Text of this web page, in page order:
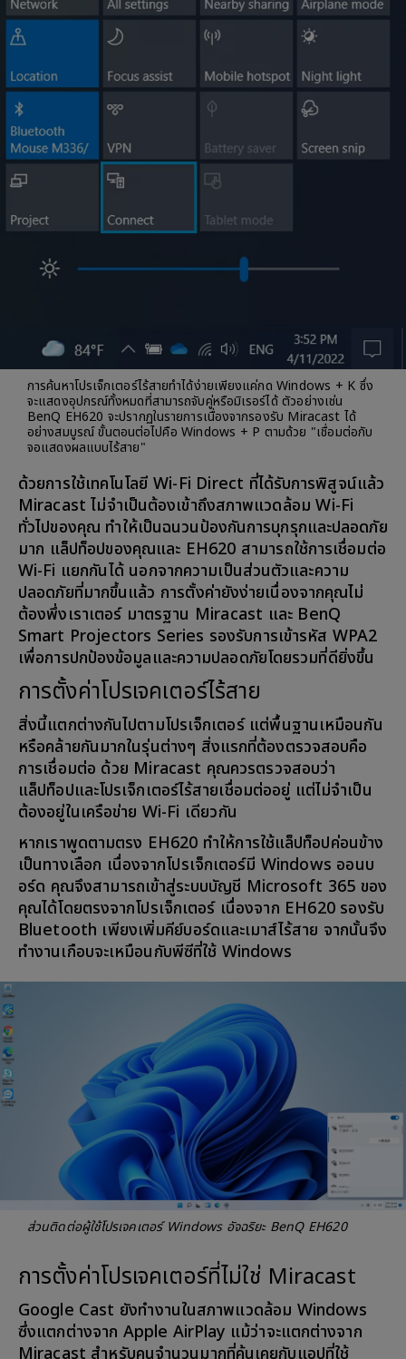
การค้นหาโปรเจ็กเตอร์ไร้สายทำได้ง่ายเพียงแค่กด Windows + K ซึ่ง
จะแสดงอุปกรณ์ทั้งหมดที่สามารถจับคู่หรือมิเรอร์ได้ ตัวอย่างเช่น
BenQ EH620 จะปรากฏในรายการเนื่องจากรองรับ Miracast ได้
อย่างสมบูรณ์ ขั้นตอนต่อไปคือ Windows + P ตามด้วย "เชื่อมต่อกับ
จอแสดงผลแบบไร้สาย"
ด้วยการใช้เทคโนโลยี Wi-Fi Direct ที่ได้รับการพิสูจน์แล้ว
Miracast ไม่จำเป็นต้องเข้าถึงสภาพแวดล้อม Wi-Fi
ทั่วไปของคุณ ทำให้เป็นฉนวนป้องกันการบุกรุกและปลอดภัย
มาก แล็ปท็อปของคุณและ EH620 สามารถใช้การเชื่อมต่อ
Wi-Fi แยกกันได้ นอกจากความเป็นส่วนตัวและความ
ปลอดภัยที่มากขึ้นแล้ว การตั้งค่ายังง่ายเนื่องจากคุณไม่
ต้องพึ่งเราเตอร์ มาตรฐาน Miracast และ BenQ
Smart Projectors Series รองรับการเข้ารหัส WPA2
เพื่อการปกป้องข้อมูลและความปลอดภัยโดยรวมที่ดียิ่งขึ้น
การตั้งค่าโปรเจคเตอร์ไร้สาย
สิ่งนี้แตกต่างกันไปตามโปรเจ็กเตอร์ แต่พื้นฐานเหมือนกัน
หรือคล้ายกันมากในรุ่นต่างๆ สิ่งแรกที่ต้องตรวจสอบคือ
การเชื่อมต่อ ด้วย Miracast คุณควรตรวจสอบว่า
แล็ปท็อปและโปรเจ็กเตอร์ไร้สายเชื่อมต่ออยู่ แต่ไม่จำเป็น
ต้องอยู่ในเครือข่าย Wi-Fi เดียวกัน
หากเราพูดตามตรง EH620 ทำให้การใช้แล็ปท็อปค่อนข้าง
เป็นทางเลือก เนื่องจากโปรเจ็กเตอร์มี Windows ออนบ
อร์ด คุณจึงสามารถเข้าสู่ระบบบัญชี Microsoft 365 ของ
คุณได้โดยตรงจากโปรเจ็กเตอร์ เนื่องจาก EH620 รองรับ
Bluetooth เพียงเพิ่มคีย์บอร์ดและเมาส์ไร้สาย จากนั้นจึง
ทำงานเกือบจะเหมือนกับพีซีที่ใช้ Windows
ส่วนติดต่อผู้ใช้โปรเจคเตอร์ Windows อัจฉริยะ BenQ EH620
การตั้งค่าโปรเจคเตอร์ที่ไม่ใช่ Miracast
Google Cast ยังทำงานในสภาพแวดล้อม Windows
ซึ่งแตกต่างจาก Apple AirPlay แม้ว่าจะแตกต่างจาก
Miracast สำหรับคนจำนวนมากที่คุ้นเคยกับแอปที่ใช้